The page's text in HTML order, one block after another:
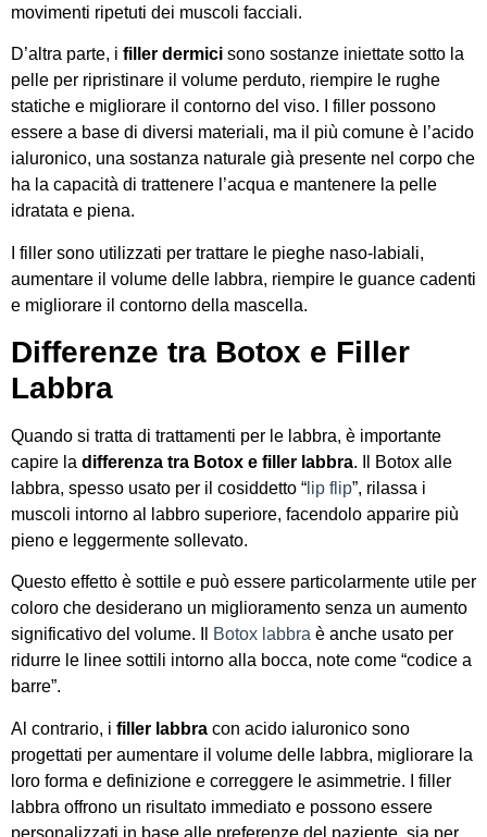
movimenti ripetuti dei muscoli facciali.
D’altra parte, i filler dermici sono sostanze iniettate sotto la
pelle per ripristinare il volume perduto, riempire le rughe
statiche e migliorare il contorno del viso. I filler possono
essere a base di diversi materiali, ma il più comune è l’acido
ialuronico, una sostanza naturale già presente nel corpo che
ha la capacità di trattenere l’acqua e mantenere la pelle
idratata e piena.
I filler sono utilizzati per trattare le pieghe naso-labiali,
aumentare il volume delle labbra, riempire le guance cadenti
e migliorare il contorno della mascella.
Differenze tra Botox e Filler
Labbra
Quando si tratta di trattamenti per le labbra, è importante
capire la differenza tra Botox e filler labbra. Il Botox alle
labbra, spesso usato per il cosiddetto “ lip flip”, rilassa i
muscoli intorno al labbro superiore, facendolo apparire più
pieno e leggermente sollevato.
Questo effetto è sottile e può essere particolarmente utile per
coloro che desiderano un miglioramento senza un aumento
significativo del volume. Il
Botox labbra è anche usato per
ridurre le linee sottili intorno alla bocca, note come “codice a
barre”.
Al contrario, i filler labbra con acido ialuronico sono
progettati per aumentare il volume delle labbra, migliorare la
loro forma e definizione e correggere le asimmetrie. I filler
labbra offrono un risultato immediato e possono essere
personalizzati in base alle preferenze del paziente, sia per